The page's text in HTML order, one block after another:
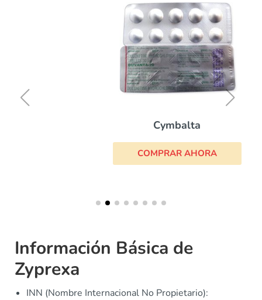
Cymbalta
COMPRAR AHORA
Información Básica de
Zyprexa
INN (Nombre Internacional No Propietario):